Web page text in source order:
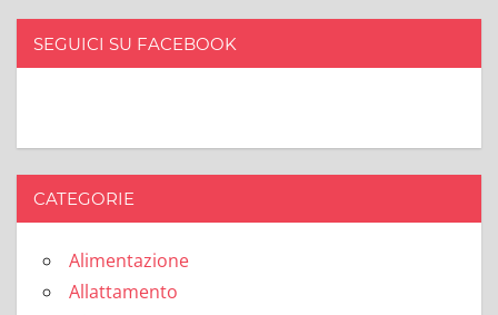
SEGUICI SU FACEBOOK
CATEGORIE
Alimentazione
Allattamento